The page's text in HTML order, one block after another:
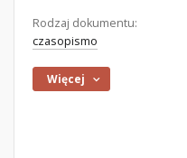
Rodzaj dokumentu:
czasopismo
Więcej